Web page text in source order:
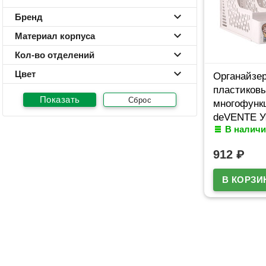
Бренд
Материал корпуса
Кол-во отделений
Цвет
Сброс
deVENTE
(Universal)
белый
В
912 ₽